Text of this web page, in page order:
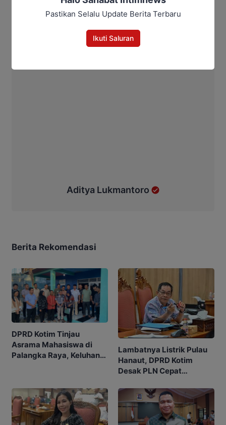
Aditya Lukmantoro
Berita Rekomendasi
DPRD Kotim Tinjau
Asrama Mahasiswa di
Palangka Raya, Keluhan
Lambatnya Listrik Pulau
Hanaut, DPRD Kotim
Desak PLN Cepat
Pastikan Selalu Update Berita Terbaru
Ikuti Saluran